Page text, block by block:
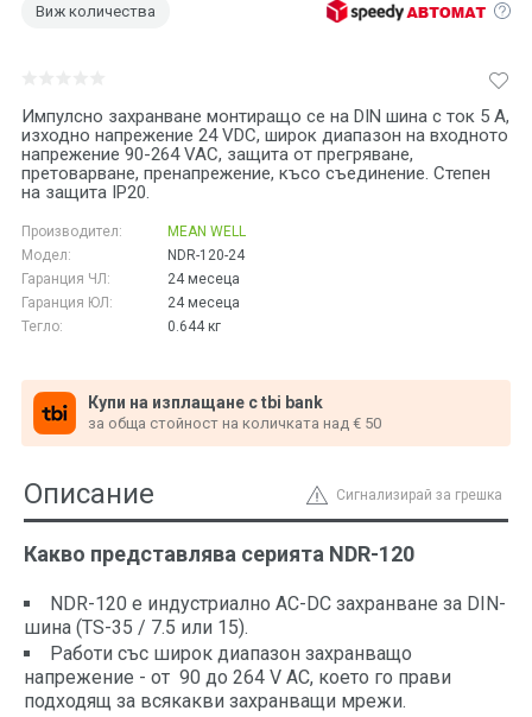
Импулсно захранване монтиращо се на DIN шина с ток 5 A,
изходно напрежение 24 VDC, широк диапазон на входното
напрежение 90-264 VAC, защита от прегряване,
претоварване, пренапрежение, късо съединение. Степен
на защита IP20.
Производител:
MEAN WELL
Модел:
NDR-120-24
Гаранция ЧЛ:
24 месеца
Гаранция ЮЛ:
24 месеца
Тегло:
0.644кг
Купи на изплащане с tbi bank
за обща стойност на количката над € 50
Виж количества
Сигнализирай за грешка
Описание
Какво представлява серията NDR-120
NDR-120 е индустриално AC-DC захранване за DIN-
шина (TS-35 / 7.5 или 15).
Работи със широк диапазон захранващо
напрежение - от 90 до 264 V AC, което го прави
подходящ за всякакви захранващи мрежи.